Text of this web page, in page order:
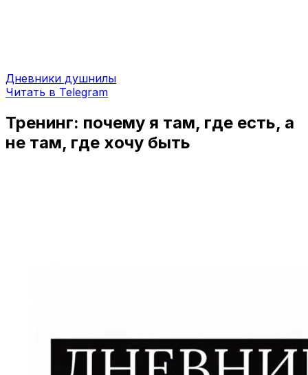
Дневники душнилы
Читать в Telegram
Тренинг: почему я там, где есть, а
не там, где хочу быть